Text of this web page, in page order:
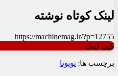
لینک کوتاه نوشته
https://machinemag.ir/?p=12755
کپی لینک
برچسب ها: تویوتا